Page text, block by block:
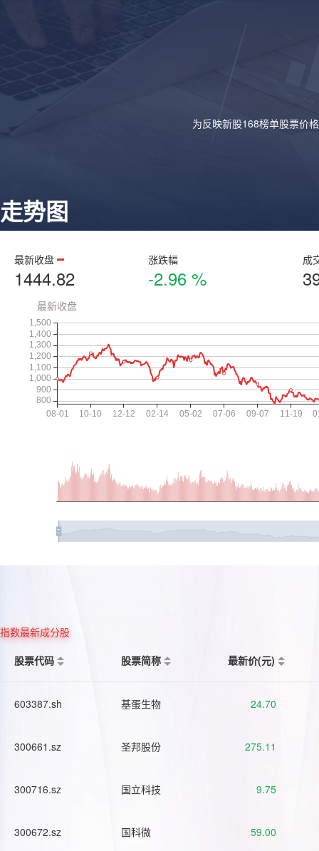
为反映新股168榜单股票价
走势图
最新收盘
1444.82
涨跌幅
-2.96 %
成
指数最新成分股
股票代码
股票简称 最新价(元)
603387.sh 基蛋生物 24.70
300661.sz 圣邦股份 275.11
300716.sz 国立科技 9.75
300672.sz 国科微 59.00